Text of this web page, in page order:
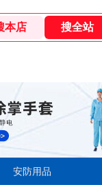
安防用品